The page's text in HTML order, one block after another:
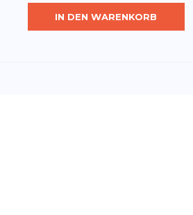
IN DEN WARENKORB